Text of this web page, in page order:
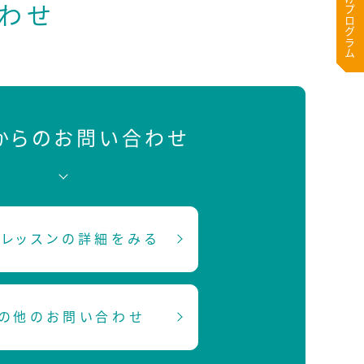
せ
らのお問い合わせ
ッスンの詳細をみる
他のお問い合わせ